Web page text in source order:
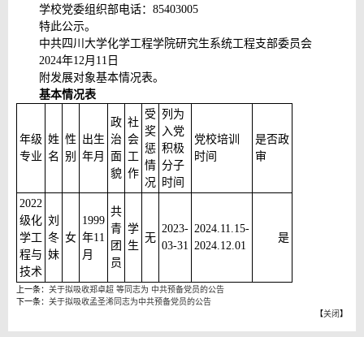
学校党委组织部电话：85403005
特此公示。
中共四川大学化学工程学院研究生系统工程支部委员会
2024年12月11日
附发展对象基本情况表。
基本情况表
年级
专业
姓
名
性
别
出生
年月
政
治
面
貌
社
会
工
作
受
奖
惩
情
况
列为
入党
积极
分子
时间
党校培训
时间
是否政
审
2022
级化
学工
程与
技术
刘
冬
妹
女
1999
年11
月
共
青
团
员
学
生
无
2023-
03-31
2024.11.15-
2024.12.01
是
上一条： 关于拟吸收郑卓超 等同志为 中共预备党员的公告
下一条： 关于拟吸收孟圣浠同志为中共预备党员的公告
【关闭】